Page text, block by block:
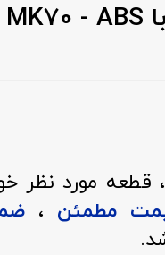
مورد نظر
مطمئن ،